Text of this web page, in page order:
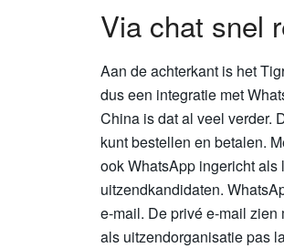
Via chat snel
Aan de achterkant is het
dus een integratie met
China is dat al veel verder.
kunt bestellen en betalen.
ook WhatsApp ingericht
uitzendkandidaten.
e-mail. De privé e-mail
als uitzendorganisatie pas